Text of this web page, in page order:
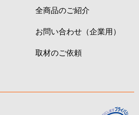
全商品のご紹介
お問い合わせ（企業用）
取材のご依頼